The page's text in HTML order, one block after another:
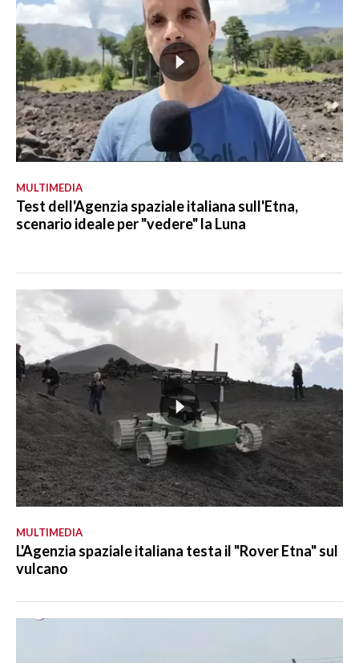
MULTIMEDIA
Test dell'Agenzia spaziale italiana sull'Etna,
scenario ideale per "vedere" la Luna
MULTIMEDIA
L'Agenzia spaziale italiana testa il "Rover Etna" sul
vulcano